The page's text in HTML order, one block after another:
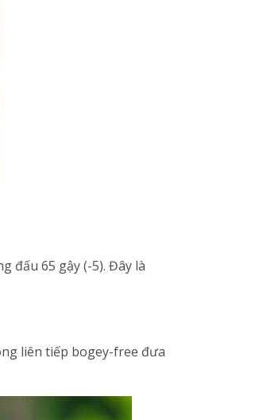
đấu 65 gậy (-5). Đây là
liên tiếp bogey-free đưa